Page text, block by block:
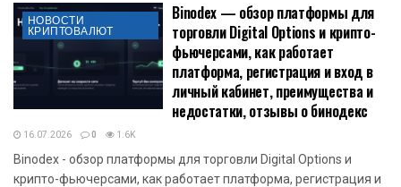
НОВОСТИ
КРИПТОВАЛЮТ
Binodex — обзор платформы для
торговли Digital Options и крипто-
фьючерсами, как работает
платформа, регистрация и вход в
личный кабинет, преимущества и
недостатки, отзывы о бинодекс
16.07.2026 0 1.6K
Binodex - обзор платформы для торговли Digital Options и
крипто-фьючерсами, как работает платформа, регистрация и